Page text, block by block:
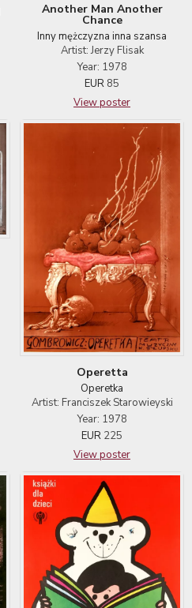
Another Man Another
Chance
Inny mężczyzna inna szansa
Artist: Jerzy Flisak
Year: 1978
EUR 85
View poster
Operetta
Operetka
Artist: Franciszek Starowieyski
Year: 1978
EUR 225
View poster